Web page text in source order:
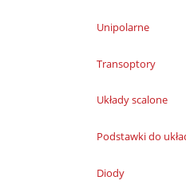
Unipolarne
Transoptory
Układy scalone
Podstawki do
Diody